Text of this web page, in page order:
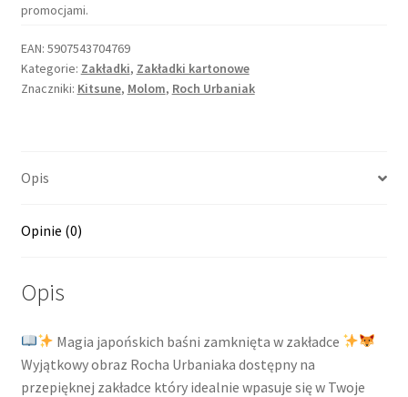
promocjami.
EAN: 5907543704769
Kategorie: Zakładki, Zakładki kartonowe
Znaczniki: Kitsune, Molom, Roch Urbaniak
Opis
Opinie (0)
Opis
Magia japońskich baśni zamknięta w zakładce
Wyjątkowy obraz Rocha Urbaniaka dostępny na
przepięknej zakładce który idealnie wpasuje się w Twoje